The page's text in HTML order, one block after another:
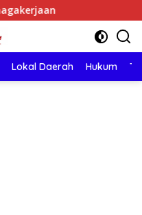
Lokal Daerah Hukum